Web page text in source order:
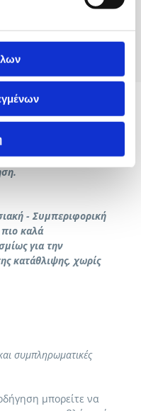
Υπερφαγία
κατ΄ οίκον
- Συμπεριφορική
καλά
για την
κατάθλιψης, χωρίς
συμπληρωματικές
μπορείτε να